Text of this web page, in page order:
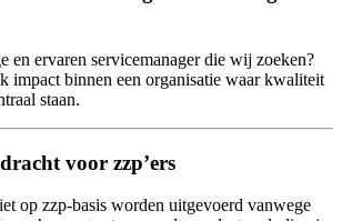
en ervaren servicemanager die wij zoeken?
impact binnen een organisatie waar kwaliteit
staan.
voor zzp’ers
op zzp-basis worden uitgevoerd vanwege